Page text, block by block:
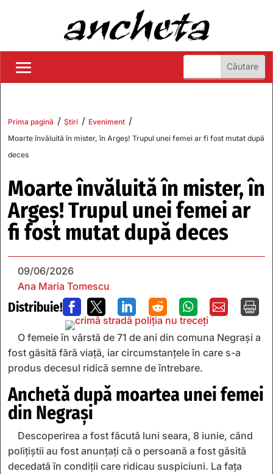
Prima pagină / Știri / Eveniment /
Moarte învăluită în mister, în Argeș! Trupul unei femei ar fi fost mutat după
deces
Moarte învăluită în mister, în
Argeș! Trupul unei femei ar
fi fost mutat după deces
09/06/2026
Ana Maria Tomescu
Distribuie!       
O femeie în vârstă de 71 de ani din comuna Negrași a
fost găsită fără viață, iar circumstanțele în care s-a
produs decesul ridică semne de întrebare.
Anchetă după moartea unei femei
din Negrași
Descoperirea a fost făcută luni seara, 8 iunie, când
polițiștii au fost anunțați că o persoană a fost găsită
decedată în condiții care ridicau suspiciuni. La fața